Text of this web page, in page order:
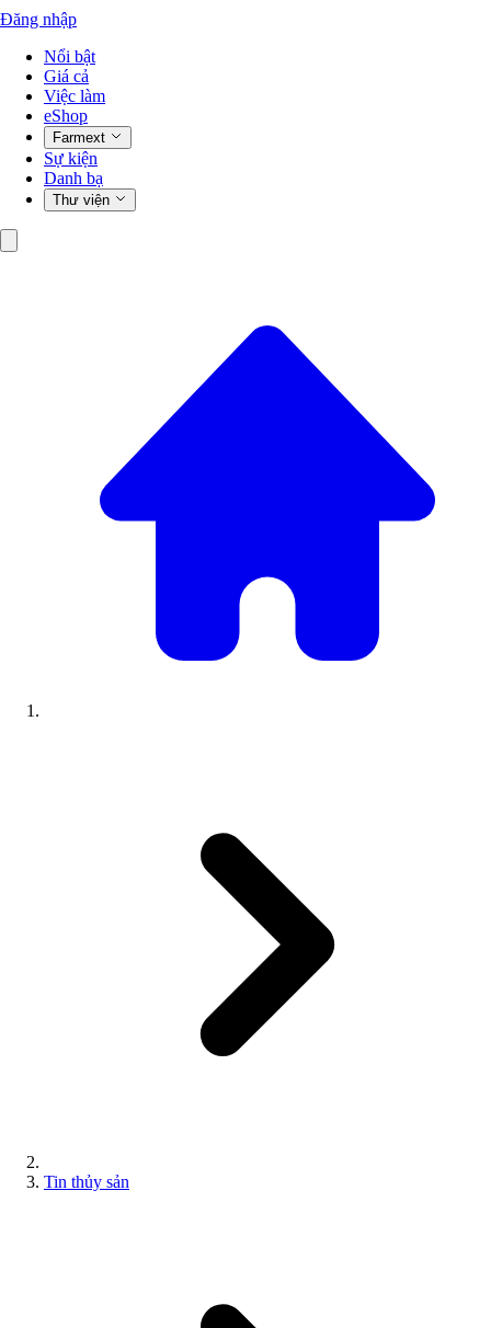
Đăng nhập
Nổi bật
Giá cả
Việc làm
eShop
Farmext
Sự kiện
Danh bạ
Thư viện
Tin thủy sản